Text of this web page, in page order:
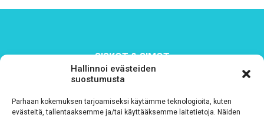
Hallinnoi evästeiden
suostumusta
Parhaan kokemuksen tarjoamiseksi käytämme teknologioita, kuten
evästeitä, tallentaaksemme ja/tai käyttääksemme laitetietoja. Näiden
SISKOT & SIMOT
Postikatu 10